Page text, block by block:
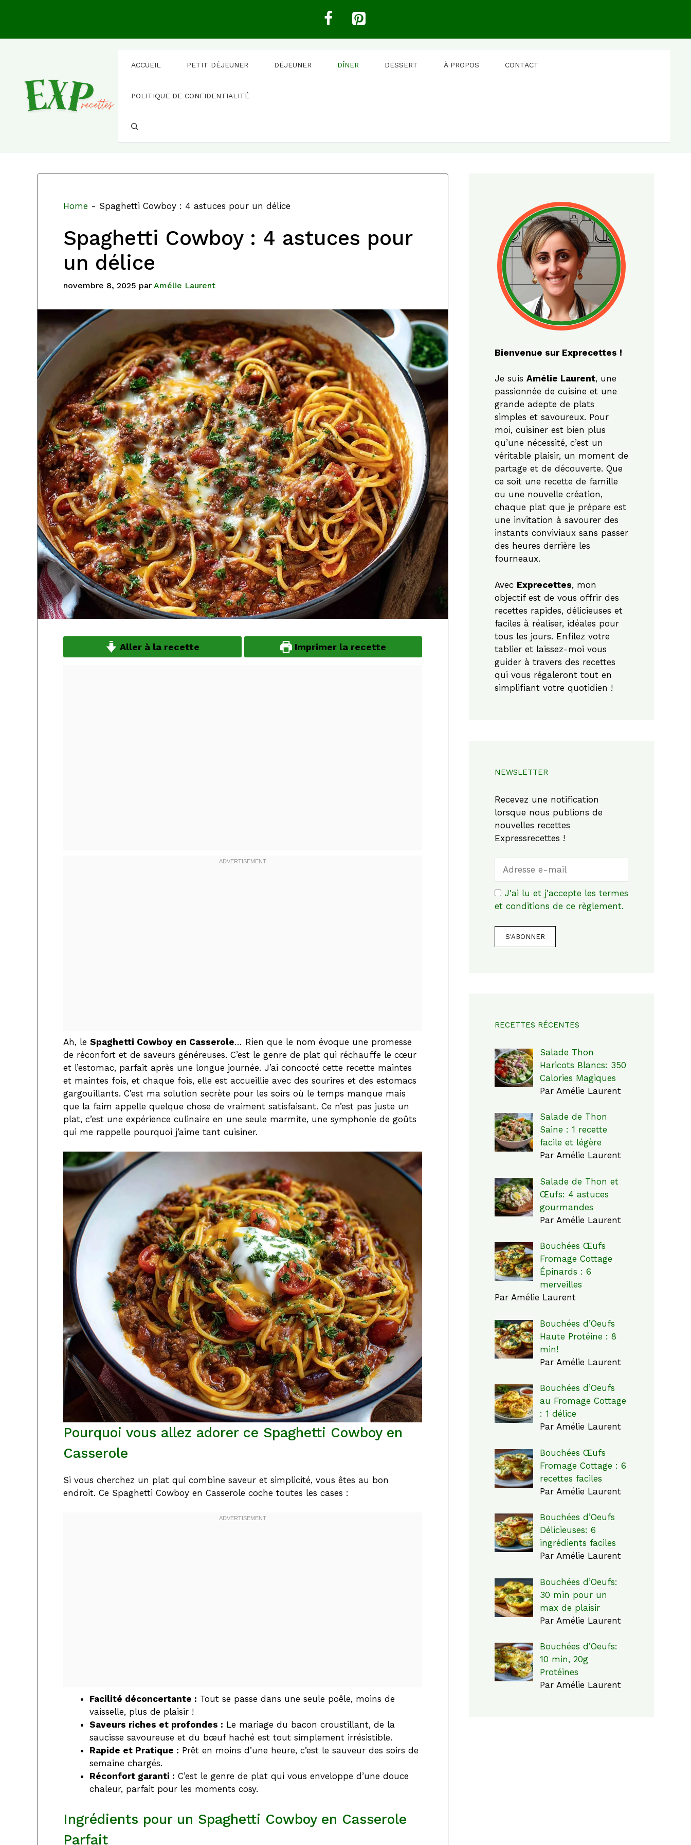
ACCUEIL PETIT DÉJEUNER DÉJEUNER DÎNER DESSERT À PROPOS CONTACT
POLITIQUE DE CONFIDENTIALITÉ
Home - Spaghetti Cowboy : 4 astuces pour un délice
Spaghetti Cowboy : 4 astuces pour
un délice
novembre 8, 2025 par Amélie Laurent
Aller à la recette Imprimer la recette
Ah, le Spaghetti Cowboy en Casserole… Rien que le nom évoque une promesse
de réconfort et de saveurs généreuses. C’est le genre de plat qui réchauffe le cœur
et l’estomac, parfait après une longue journée. J’ai concocté cette recette maintes
et maintes fois, et chaque fois, elle est accueillie avec des sourires et des estomacs
gargouillants. C’est ma solution secrète pour les soirs où le temps manque mais
que la faim appelle quelque chose de vraiment satisfaisant. Ce n’est pas juste un
plat, c’est une expérience culinaire en une seule marmite, une symphonie de goûts
qui me rappelle pourquoi j’aime tant cuisiner.
Pourquoi vous allez adorer ce Spaghetti Cowboy en
Casserole
Si vous cherchez un plat qui combine saveur et simplicité, vous êtes au bon
endroit. Ce Spaghetti Cowboy en Casserole coche toutes les cases :
Facilité déconcertante : Tout se passe dans une seule poêle, moins de
vaisselle, plus de plaisir !
Saveurs riches et profondes : Le mariage du bacon croustillant, de la
saucisse savoureuse et du bœuf haché est tout simplement irrésistible.
Rapide et Pratique : Prêt en moins d’une heure, c’est le sauveur des soirs de
semaine chargés.
Réconfort garanti : C’est le genre de plat qui vous enveloppe d’une douce
chaleur, parfait pour les moments cosy.
Ingrédients pour un Spaghetti Cowboy en Casserole
Parfait
Bienvenue sur Exprecettes !
Je suis Amélie Laurent, une
passionnée de cuisine et une
grande adepte de plats
simples et savoureux. Pour
moi, cuisiner est bien plus
qu’une nécessité, c’est un
véritable plaisir, un moment de
partage et de découverte. Que
ce soit une recette de famille
ou une nouvelle création,
chaque plat que je prépare est
une invitation à savourer des
instants conviviaux sans passer
des heures derrière les
fourneaux.
Avec Exprecettes, mon
objectif est de vous offrir des
recettes rapides, délicieuses et
faciles à réaliser, idéales pour
tous les jours. Enfilez votre
tablier et laissez-moi vous
guider à travers des recettes
qui vous régaleront tout en
simplifiant votre quotidien !
NEWSLETTER
Recevez une notification
lorsque nous publions de
nouvelles recettes
Expressrecettes !
J'ai lu et j'accepte les termes
et conditions de ce règlement.
RECETTES RÉCENTES
Salade Thon
Haricots Blancs: 350
Calories Magiques
Par Amélie Laurent
Salade de Thon
Saine : 1 recette
facile et légère
Par Amélie Laurent
Salade de Thon et
Œufs: 4 astuces
gourmandes
Par Amélie Laurent
Bouchées Œufs
Fromage Cottage
Épinards : 6
merveilles
Par Amélie Laurent
Bouchées d’Oeufs
Haute Protéine : 8
min!
Par Amélie Laurent
Bouchées d’Oeufs
au Fromage Cottage
: 1 délice
Par Amélie Laurent
Bouchées Œufs
Fromage Cottage : 6
recettes faciles
Par Amélie Laurent
Bouchées d’Oeufs
Délicieuses: 6
ingrédients faciles
Par Amélie Laurent
Bouchées d’Oeufs:
30 min pour un
max de plaisir
Par Amélie Laurent
Bouchées d’Oeufs:
10 min, 20g
Protéines
Par Amélie Laurent